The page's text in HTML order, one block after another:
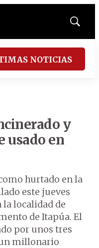
Mostrar
NOTICIAS
y
usado en
hurtado en la
este jueves
localidad de
de Itapúa. El
por unos tres
millonario